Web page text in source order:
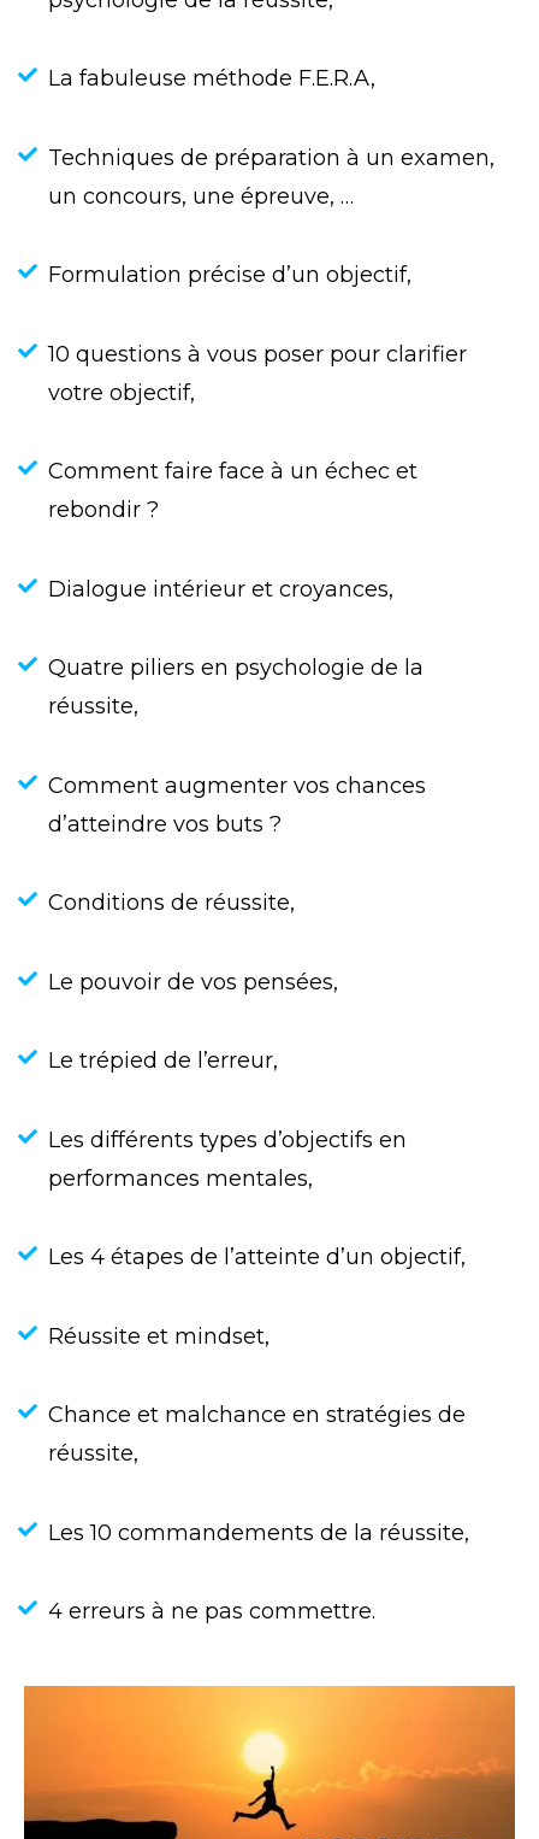
La fabuleuse méthode F.E.R.A,
Techniques de préparation à un examen,
un concours, une épreuve, …
Formulation précise d’un objectif,
10 questions à vous poser pour clarifier
votre objectif,
Comment faire face à un échec et
rebondir ?
Dialogue intérieur et croyances,
Quatre piliers en psychologie de la
réussite,
Comment augmenter vos chances
d’atteindre vos buts ?
Conditions de réussite,
Le pouvoir de vos pensées,
Le trépied de l’erreur,
Les différents types d’objectifs en
performances mentales,
Les 4 étapes de l’atteinte d’un objectif,
Réussite et mindset,
Chance et malchance en stratégies de
réussite,
Les 10 commandements de la réussite,
4 erreurs à ne pas commettre.